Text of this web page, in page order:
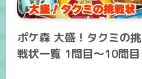
ポケ森 大盛！タクミの挑
戦状一覧 1問目～10問目